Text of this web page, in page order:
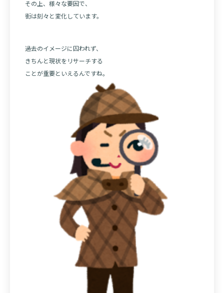
その上、様々な要因で、
街は刻々と変化しています。
過去のイメージに囚われず、
きちんと現状をリサーチする
ことが重要といえるんですね。